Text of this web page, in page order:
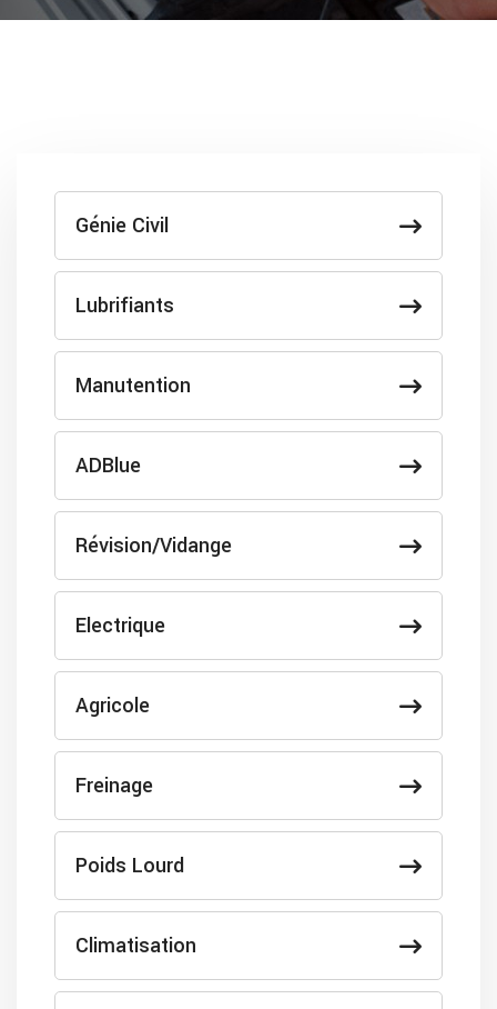
Génie Civil
Lubrifiants
Manutention
ADBlue
Révision/Vidange
Electrique
Agricole
Freinage
Poids Lourd
Climatisation